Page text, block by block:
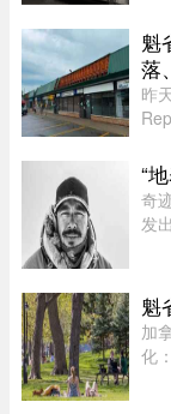
锁
魁
落
昨
体
型
“
奇
发
月
魁
加
化